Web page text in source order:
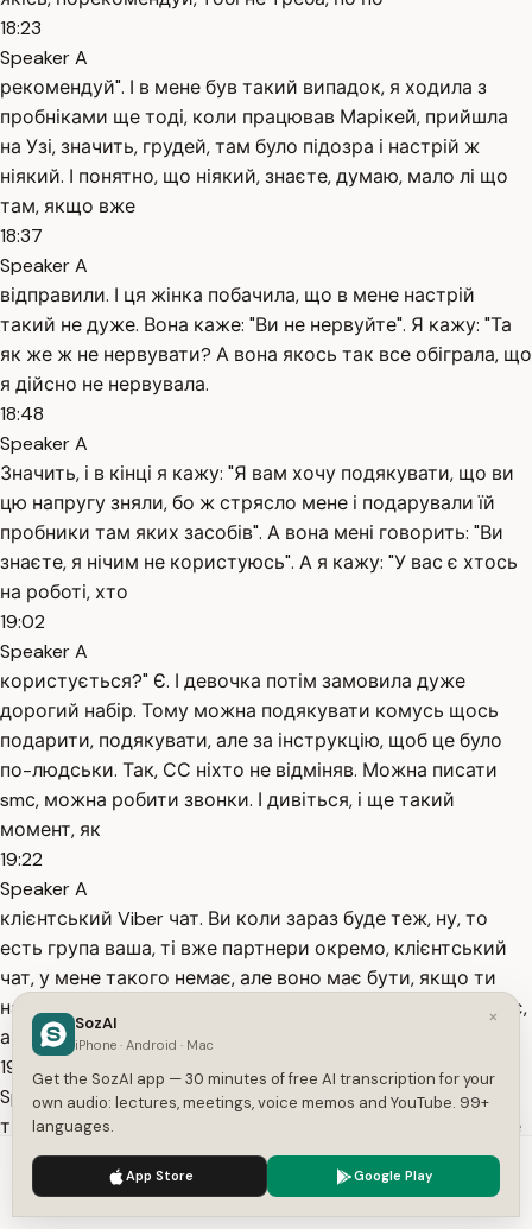
18:23
Speaker A
рекомендуй". І в мене був такий випадок, я ходила з
пробніками ще тоді, коли працював Марікей, прийшла
на Узі, значить, грудей, там було підозра і настрій ж
ніякий. І понятно, що ніякий, знаєте, думаю, мало лі що
там, якщо вже
18:37
Speaker A
відправили. І ця жінка побачила, що в мене настрій
такий не дуже. Вона каже: "Ви не нервуйте". Я кажу: "Та
як же ж не нервувати? А вона якось так все обіграла, що
я дійсно не нервувала.
18:48
Speaker A
Значить, і в кінці я кажу: "Я вам хочу подякувати, що ви
цю напругу зняли, бо ж стрясло мене і подарували їй
пробники там яких засобів". А вона мені говорить: "Ви
знаєте, я нічим не користуюсь". А я кажу: "У вас є хтось
на роботі, хто
19:02
Speaker A
користується?" Є. І девочка потім замовила дуже
дорогий набір. Тому можна подякувати комусь щось
подарити, подякувати, але за інструкцію, щоб це було
по-людськи. Так, СС ніхто не відміняв. Можна писати
smс, можна робити звонки. І дивіться, і ще такий
момент, як
19:22
Speaker A
клієнтський Viber чат. Ви коли зараз буде теж, ну, то
есть група ваша, ті вже партнери окремо, клієнтський
чат, у мене такого немає, але воно має бути, якщо ти
находишся в статі пошуку людей, не розвитку цих, що є,
а в пошуку. І коли
19:38
Speaker A
ти шукаєш клієнтів активно, ти куди їх добавиш, щоб не
загубилися? Або група у вас Telegram є, або група де, ну,
куди приєднати її. Ви ж не можете все время дзвонить
одному, одній людині, щось розказувати. Її треба
We use cookies to enhance your experience.
×
SozAI
iPhone · Android · Mac
Get the SozAI app — 30 minutes of free AI transcription for your
own audio: lectures, meetings, voice memos and YouTube. 99+
languages.
App Store Google Play